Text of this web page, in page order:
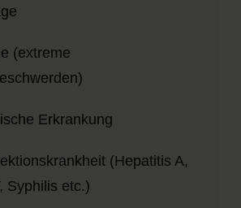
(extreme
Erkrankung
(Hepatitis A,
Syphilis etc.)